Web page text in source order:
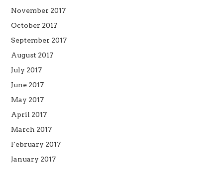
November 2017
October 2017
September 2017
August 2017
July 2017
June 2017
May 2017
April 2017
March 2017
February 2017
January 2017